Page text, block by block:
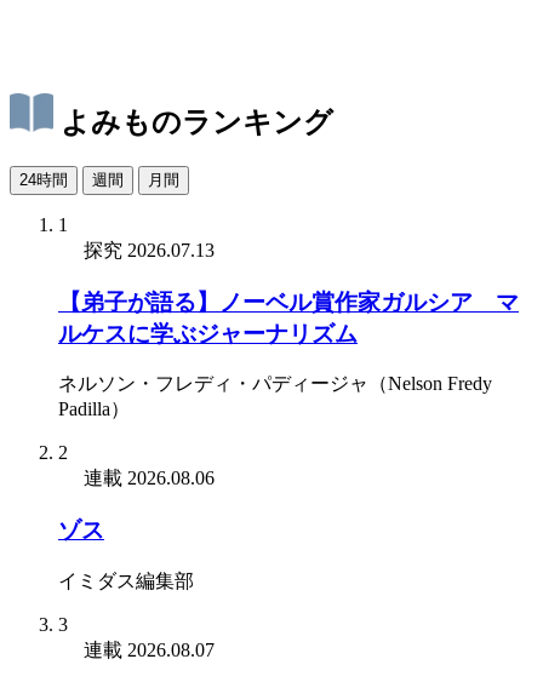
よみものランキング
24時間 週間 月間
1
探究 2026.07.13
【弟子が語る】ノーベル賞作家ガルシア゠マ
ルケスに学ぶジャーナリズム
ネルソン・フレディ・パディージャ（Nelson Fredy
Padilla）
2
連載 2026.08.06
ゾス
イミダス編集部
3
連載 2026.08.07